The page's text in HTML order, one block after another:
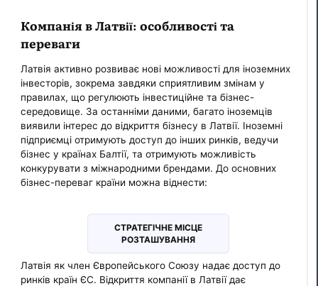
Компанія в Латвії: особливості та
переваги
Латвія активно розвиває нові можливості для іноземних
інвесторів, зокрема завдяки сприятливим змінам у
правилах, що регулюють інвестиційне та бізнес-
середовище. За останніми даними, багато іноземців
виявили інтерес до відкриття бізнесу в Латвії. Іноземні
підприємці отримують доступ до інших ринків, ведучи
бізнес у країнах Балтії, та отримують можливість
конкурувати з міжнародними брендами. До основних
бізнес-переваг країни можна віднести:
СТРАТЕГІЧНЕ МІСЦЕ
РОЗТАШУВАННЯ
Латвія як член Європейського Союзу надає доступ до
ринків країн ЄС. Відкриття компанії в Латвії дає